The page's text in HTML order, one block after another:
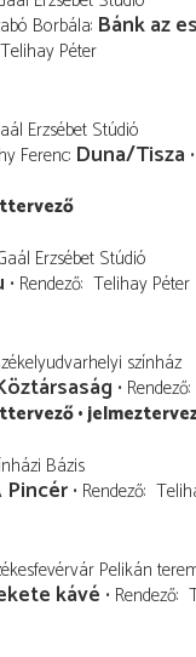
Borbála Bánk az
Telihay Péter
Erzsébet Stúdió
Ferenc Duna/Tisza
Erzsébet Stúdió
Rendező Telihay Péter
színház
Rendező
Bázis
Pincér Rendező
Pelikán
kávé Rendező